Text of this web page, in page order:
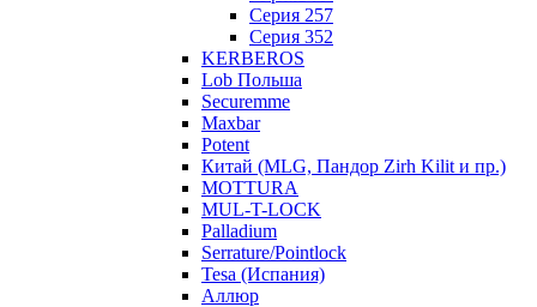
Серия 257
Серия 352
KERBEROS
Lob Польша
Securemme
Maxbar
Potent
Китай (MLG, Пандор Zirh Kilit и пр.)
MOTTURA
MUL-T-LOCK
Palladium
Serrature/Pointlock
Tesa (Испания)
Аллюр